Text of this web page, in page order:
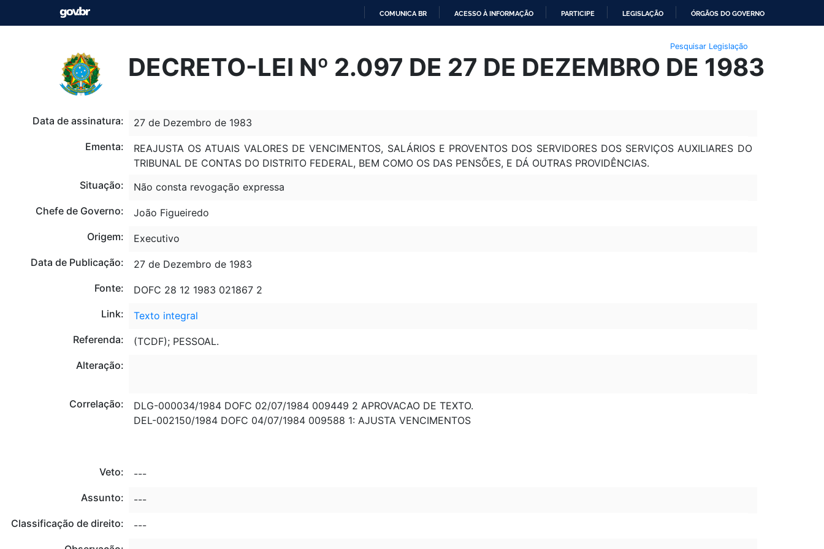
O
CONTEÚDO
COMUNICA BR ACESSO À INFORMAÇÃO PARTICIPE LEGISLAÇÃO ÓRGÃOS DO GOVERNO
Pesquisar Legislação
DECRETO-LEI Nº 2.097 DE 27 DE DEZEMBRO DE 1983
Data de assinatura:
27 de Dezembro de 1983
Ementa:
REAJUSTA OS ATUAIS VALORES DE VENCIMENTOS, SALÁRIOS E PROVENTOS DOS SERVIDORES DOS SERVIÇOS AUXILIARES DO
TRIBUNAL DE CONTAS DO DISTRITO FEDERAL, BEM COMO OS DAS PENSÕES, E DÁ OUTRAS PROVIDÊNCIAS.
Situação:
Não consta revogação expressa
Chefe de Governo:
João Figueiredo
Origem:
Executivo
Data de Publicação:
27 de Dezembro de 1983
Fonte:
DOFC 28 12 1983 021867 2
Link:
Texto integral
Referenda:
(TCDF); PESSOAL.
Alteração:
Correlação:
DLG-000034/1984 DOFC 02/07/1984 009449 2 APROVACAO DE TEXTO.
DEL-002150/1984 DOFC 04/07/1984 009588 1: AJUSTA VENCIMENTOS
Veto:
---
Assunto:
---
Classificação de direito:
---